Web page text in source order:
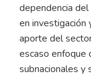
dependencia
en investigación
aporte del
escaso enfoque
subnacionales y